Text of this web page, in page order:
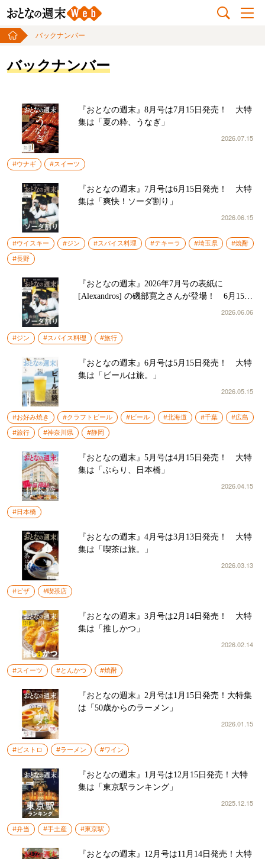
バックナンバー
バックナンバー
『おとなの週末』8月号は7月15日発売！ 大特
集は「夏の粋、うなぎ」
2026.07.15
#ウナギ #スイーツ
『おとなの週末』7月号は6月15日発売！ 大特
集は「爽快！ソーダ割り」
2026.06.15
#ウイスキー #ジン #スパイス料理 #テキーラ #埼玉県
#焼酎
#長野
『おとなの週末』2026年7月号の表紙に
[Alexandros] の磯部寛之さんが登場！ 6月15日
2026.06.06
#ジン #スパイス料理 #旅行
『おとなの週末』6月号は5月15日発売！ 大特
集は「ビールは旅。」
2026.05.15
#お好み焼き #クラフトビール #ビール #北海道 #千葉
#広島
#旅行
#神奈川県 #静岡
『おとなの週末』5月号は4月15日発売！ 大特
集は「ぶらり、日本橋」
2026.04.15
#日本橋
『おとなの週末』4月号は3月13日発売！ 大特
集は「喫茶は旅。」
2026.03.13
#ピザ #喫茶店
『おとなの週末』3月号は2月14日発売！ 大特
集は「推しかつ」
2026.02.14
#スイーツ #とんかつ #焼酎
『おとなの週末』2月号は1月15日発売！大特集
は「50歳からのラーメン」
2026.01.15
#ビストロ #ラーメン #ワイン
『おとなの週末』1月号は12月15日発売！大特
集は「東京駅ランキング」
2025.12.15
#弁当 #手土産 #東京駅
『おとなの週末』12月号は11月14日発売！大特